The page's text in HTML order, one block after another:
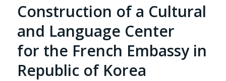
Construction of a Cultural
and Language Center
for the French Embassy in
Republic of Korea